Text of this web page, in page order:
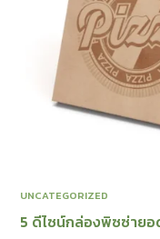
UNCATEGORIZED
5 ดีไซน์กล่องพิซซ่าย